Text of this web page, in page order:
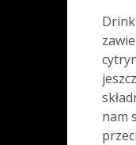
nam